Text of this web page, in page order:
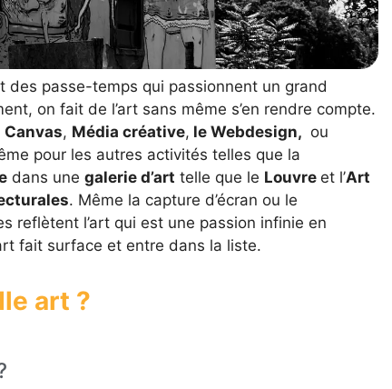
des passe-temps qui passionnent un grand
on fait de l’art sans même s’en rendre compte.
Canvas, Média créative, le Webdesign, ou
pour les autres activités telles que la
dans une galerie d’art telle que le Louvre et l’Art
. Même la capture d’écran ou le
reflètent l’art qui est une passion infinie en
fait surface et entre dans la liste.
art ?